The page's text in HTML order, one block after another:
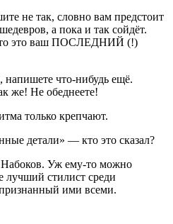
не так, словно вам предстоит
а пока и так сойдёт.
это ваш ПОСЛЕДНИЙ (!)
напишете что-нибудь ещё.
же! Не обеднеете!
только крепчают.
детали» — кто это сказал?
Набоков. Уж ему-то можно
лучший стилист среди
признанный ими всеми.